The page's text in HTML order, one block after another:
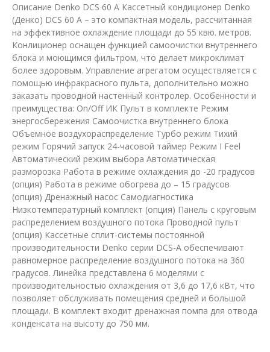
Описание Denko DCS 60 A Кассетный кондиционер Denko
(Денко) DCS 60 A – это компактная модель, рассчитанная
на эффективное охлаждение площади до 55 квю. метров.
Конлиционер оснащен функцией самоочистки внутреннего
блока и моющимся фильтром, что делает микроклимат
более здоровым. Управление агрегатом осуществляется с
помощью инфракрасного пульта, дополнительно можно
заказать проводной настенный контролер. Особенности и
преимущества: On/Off ИК Пульт в комплекте Режим
энергосбережения Самоочистка внутреннего блока
Объемное воздухораспределение Турбо режим Тихий
режим Горячий запуск 24-часовой таймер Режим I Feel
Автоматический режим выбора Автоматическая
разморозка Работа в режиме охлаждения до -20 градусов
(опция) Работа в режиме обогрева до – 15 градусов
(опция) Дренажный насос Самодиагностика
Низкотемпературный комплект (опция) Панель с круговым
распределением воздушного потока Проводной пульт
(опция) Кассетные сплит-системы постоянной
производительности Denko серии DCS-A обеспечивают
равномерное распределение воздушного потока на 360
градусов. Линейка представлена 6 моделями с
производительностью охлаждения от 3,6 до 17,6 кВт, что
позволяет обслуживать помещения средней и большой
площади. В комплект входит дренажная помпа для отвода
конденсата на высоту до 750 мм.